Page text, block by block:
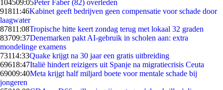
104509:05Peter Faber (82) overleden
91811:46Kabinet geeft bedrijven geen compensatie voor schade door
laagwater
87811:08Tropische hitte keert zondag terug met lokaal 32 graden
83709:37Denemarken pakt AI-gebruik in scholen aan: extra
mondelinge examens
73114:33Quake krijgt na 30 jaar een gratis uitbreiding
69618:47Italië hindert reizigers uit Spanje na migratiecrisis Ceuta
69009:40Meta krijgt half miljard boete voor mentale schade bij
jongeren